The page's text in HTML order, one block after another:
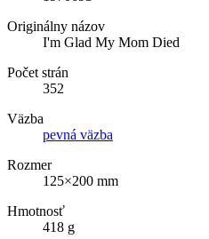
Originálny názov
I'm Glad My Mom Died
Počet strán
352
Väzba
pevná väzba
Rozmer
125×200 mm
Hmotnosť
418 g